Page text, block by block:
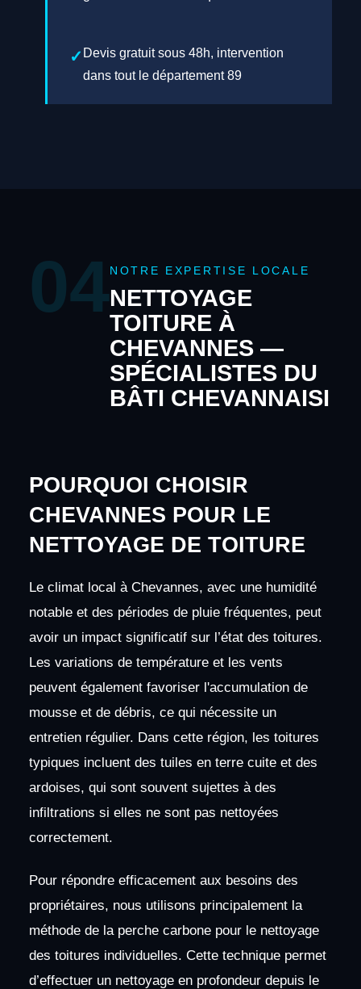
Devis gratuit sous 48h, intervention
dans tout le département 89
04 NOTRE EXPERTISE LOCALE
NETTOYAGE
TOITURE À
CHEVANNES —
SPÉCIALISTES DU
BÂTI CHEVANNAISI
POURQUOI CHOISIR
CHEVANNES POUR LE
NETTOYAGE DE TOITURE
Le climat local à Chevannes, avec une humidité
notable et des périodes de pluie fréquentes, peut
avoir un impact significatif sur l’état des toitures.
Les variations de température et les vents
peuvent également favoriser l'accumulation de
mousse et de débris, ce qui nécessite un
entretien régulier. Dans cette région, les toitures
typiques incluent des tuiles en terre cuite et des
ardoises, qui sont souvent sujettes à des
infiltrations si elles ne sont pas nettoyées
correctement.
Pour répondre efficacement aux besoins des
propriétaires, nous utilisons principalement la
méthode de la perche carbone pour le nettoyage
des toitures individuelles. Cette technique permet
d’effectuer un nettoyage en profondeur depuis le